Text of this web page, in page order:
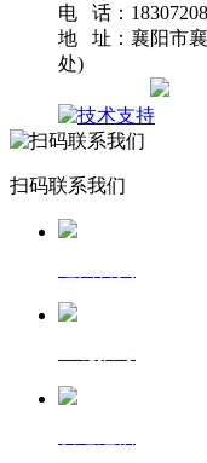
电 话：
地 址：襄阳市
处)
扫码联系我们